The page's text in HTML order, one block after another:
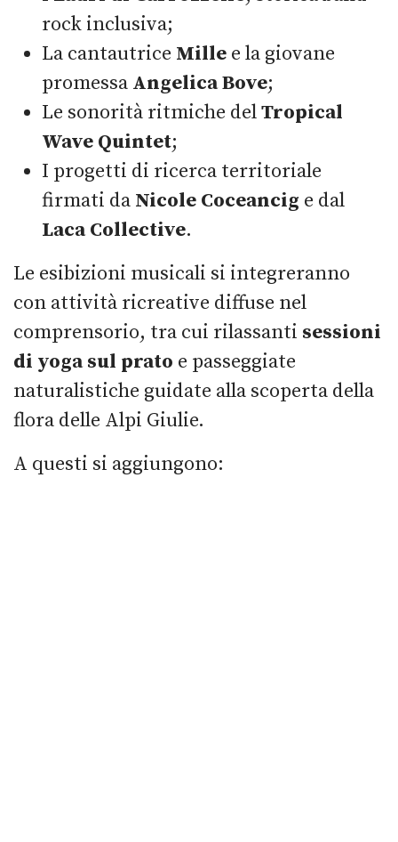
rock inclusiva;
La cantautrice Mille e la giovane
promessa Angelica Bove;
Le sonorità ritmiche delTropical
Wave Quintet;
I progetti di ricerca territoriale
firmati da Nicole Coceancig e dal
Laca Collective.
Le esibizioni musicali si integreranno
con attività ricreative diffuse nel
comprensorio, tra cui rilassanti sessioni
di yoga sul prato e passeggiate
naturalistiche guidate alla scoperta della
flora delle Alpi Giulie.
A questi si aggiungono: